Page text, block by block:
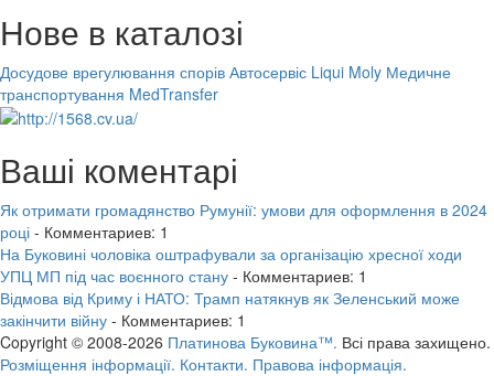
Нове в каталозі
Досудове врегулювання спорів Автосервіс Liqui Moly Медичне
транспортування MedTransfer
Ваші коментарі
Як отримати громадянство Румунії: умови для оформлення в 2024
році - Комментариев: 1
На Буковині чоловіка оштрафували за організацію хресної ходи
УПЦ МП під час воєнного стану - Комментариев: 1
Відмова від Криму і НАТО: Трамп натякнув як Зеленський може
закінчити війну - Комментариев: 1
Copyright © 2008-2026 Платинова Буковина™. Всі права захищено.
Розміщення інформації. Контакти. Правова інформація.